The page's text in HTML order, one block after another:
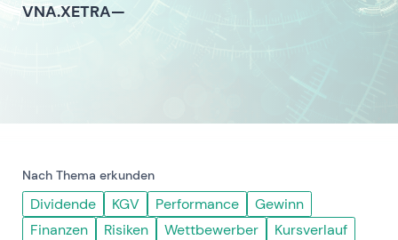
VNA.XETRA—
Nach Thema erkunden
Dividende KGV Performance
Gewinn
Finanzen
Risiken Wettbewerber
Kursverlauf